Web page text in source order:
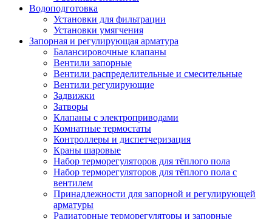
Водоподготовка
Установки для фильтрации
Установки умягчения
Запорная и регулирующая арматура
Балансировочные клапаны
Вентили запорные
Вентили распределительные и смесительные
Вентили регулирующие
Задвижки
Затворы
Клапаны с электроприводами
Комнатные термостаты
Контроллеры и диспетчеризация
Краны шаровые
Набор терморегуляторов для тёплого пола
Набор терморегуляторов для тёплого пола с
вентилем
Принадлежности для запорной и регулирующей
арматуры
Радиаторные терморегуляторы и запорные